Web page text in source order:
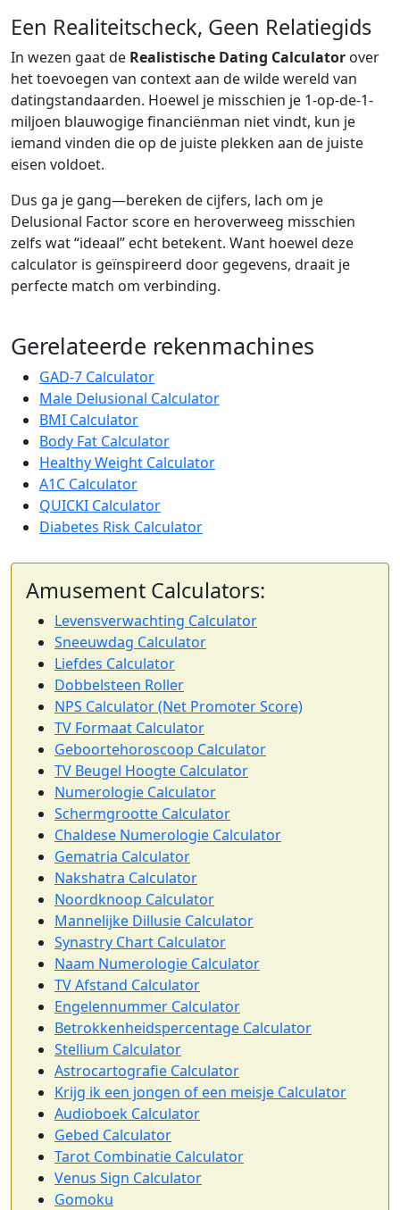
Een Realiteitscheck, Geen Relatiegids
In wezen gaat de Realistische Dating Calculator over
het toevoegen van context aan de wilde wereld van
datingstandaarden. Hoewel je misschien je 1-op-de-1-
miljoen blauwogige financiënman niet vindt, kun je
iemand vinden die op de juiste plekken aan de juiste
eisen voldoet.
Dus ga je gang—bereken de cijfers, lach om je
Delusional Factor score en heroverweeg misschien
zelfs wat “ideaal” echt betekent. Want hoewel deze
calculator is geïnspireerd door gegevens, draait je
perfecte match om verbinding.
Gerelateerde rekenmachines
GAD-7 Calculator
Male Delusional Calculator
BMI Calculator
Body Fat Calculator
Healthy Weight Calculator
A1C Calculator
QUICKI Calculator
Diabetes Risk Calculator
Amusement Calculators:
Levensverwachting Calculator
Sneeuwdag Calculator
Liefdes Calculator
Dobbelsteen Roller
NPS Calculator (Net Promoter Score)
TV Formaat Calculator
Geboortehoroscoop Calculator
TV Beugel Hoogte Calculator
Numerologie Calculator
Schermgrootte Calculator
Chaldese Numerologie Calculator
Gematria Calculator
Nakshatra Calculator
Noordknoop Calculator
Mannelijke Dillusie Calculator
Synastry Chart Calculator
Naam Numerologie Calculator
TV Afstand Calculator
Engelennummer Calculator
Betrokkenheidspercentage Calculator
Stellium Calculator
Astrocartografie Calculator
Krijg ik een jongen of een meisje Calculator
Audioboek Calculator
Gebed Calculator
Tarot Combinatie Calculator
Venus Sign Calculator
Gomoku